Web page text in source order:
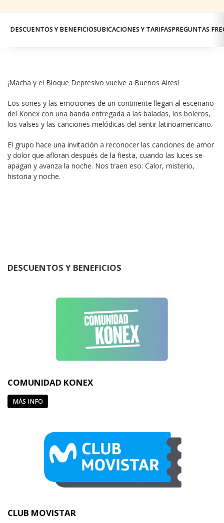
DESCUENTOS Y BENEFICIOSUBICACIONES Y TARIFASPREGUNTAS
¡Macha y el Bloque Depresivo vuelve a Buenos Aires!
Los sones y las emociones de un continente llegan al escenario
del Konex con una banda entregada a las baladas, los boleros,
los valses y las canciones melódicas del sentir latinoamericano.
El grupo hace una invitación a reconocer las canciones de amor
y dolor que afloran después de la fiesta, cuando las luces se
apagan y avanza la noche. Nos traen eso: Calor, misterio,
historia y noche.
DESCUENTOS Y BENEFICIOS
COMUNIDAD KONEX
MÁS INFO
CLUB MOVISTAR